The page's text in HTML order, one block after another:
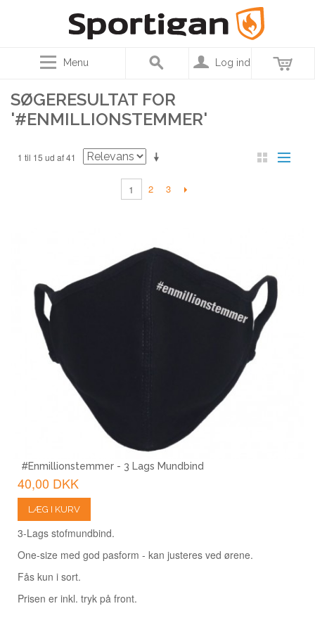
Menu Log ind
SØGERESULTAT FOR
'#ENMILLIONSTEMMER'
1 til 15 ud af 41
1 2 3
#enmillionstemmer - 3 Lags Mundbind
40,00 DKK
LÆG I KURV
3-Lags stofmundbind.
One-size med god pasform - kan justeres ved ørene.
Fås kun i sort.
Prisen er inkl. tryk på front.